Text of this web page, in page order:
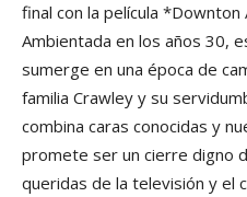
final con la película *Downton
Ambientada en los años 30,
sumerge en una época de
familia Crawley y su
combina caras conocidas y
promete ser un cierre digno
queridas de la televisión y el